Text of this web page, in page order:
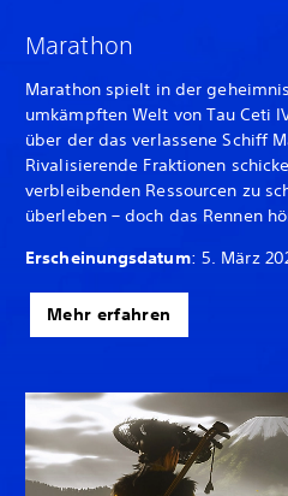
Marathon
Marathon spielt in der
umkämpften Welt von Tau Ceti
über der das verlassene Schiff
Rivalisierende Fraktionen
verbleibenden Ressourcen zu
überleben – doch das Rennen
Erscheinungsdatum: 5. März
Mehr erfahren